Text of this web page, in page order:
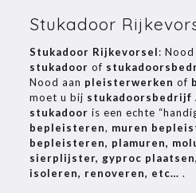
Stukadoor
Stukadoor Rijkevorsel:
stukadoor of
Nood aan pleisterwerken of
moet u bij stukadoorsbedrijf
stukadoor is een echte
bepleisteren, muren
bepleisteren, plamuren,
sierplijster, gyproc
isoleren, renoveren, etc… .